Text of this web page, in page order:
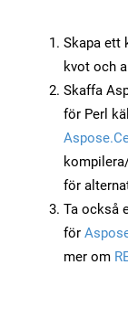
Skapa ett
kvot och
Skaffa
för Perl
för
Ta också
för
mer om